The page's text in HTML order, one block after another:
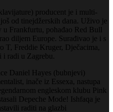
producent je i multi-
od tinejdžerskih dana. Uživo je
u Frankfurtu, pohađao Red Bull
diljem Europe. Surađivao je i s
T, Freddie Kruger, Dječacima,
radi u Zagrebu.
Daniel Hayes (bubnjevi)
inače iz Essexa, nastupa
engleskom klubu Pink
Depeche Mode! Ishfaqa je
raditi na glazbi